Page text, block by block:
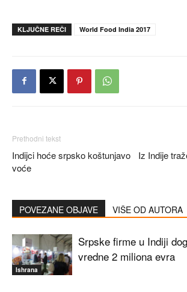
KLJUČNE REČI World Food India 2017
Prethodni tekst
Indijci hoće srpsko koštunjavo
voće
Iz Indije
POVEZANE OBJAVE VIŠE OD AUTORA
Ishrana
Srpske firme u Indiji
vredne 2 miliona evra